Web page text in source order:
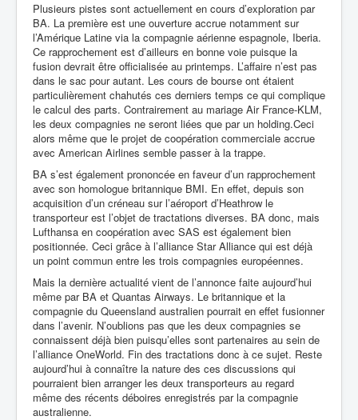
Plusieurs pistes sont actuellement en cours d’exploration par
BA. La première est une ouverture accrue notamment sur
l’Amérique Latine via la compagnie aérienne espagnole, Iberia.
Ce rapprochement est d’ailleurs en bonne voie puisque la
fusion devrait être officialisée au printemps. L’affaire n’est pas
dans le sac pour autant. Les cours de bourse ont étaient
particulièrement chahutés ces derniers temps ce qui complique
le calcul des parts. Contrairement au mariage Air France-KLM,
les deux compagnies ne seront liées que par un holding.Ceci
alors même que le projet de coopération commerciale accrue
avec American Airlines semble passer à la trappe.
BA s’est également prononcée en faveur d’un rapprochement
avec son homologue britannique BMI. En effet, depuis son
acquisition d’un créneau sur l’aéroport d’Heathrow le
transporteur est l’objet de tractations diverses. BA donc, mais
Lufthansa en coopération avec SAS est également bien
positionnée. Ceci grâce à l’alliance Star Alliance qui est déjà
un point commun entre les trois compagnies européennes.
Mais la dernière actualité vient de l’annonce faite aujourd’hui
même par BA et Quantas Airways. Le britannique et la
compagnie du Queensland australien pourrait en effet fusionner
dans l’avenir. N’oublions pas que les deux compagnies se
connaissent déjà bien puisqu’elles sont partenaires au sein de
l’alliance OneWorld. Fin des tractations donc à ce sujet. Reste
aujourd’hui à connaître la nature des ces discussions qui
pourraient bien arranger les deux transporteurs au regard
même des récents déboires enregistrés par la compagnie
australienne.